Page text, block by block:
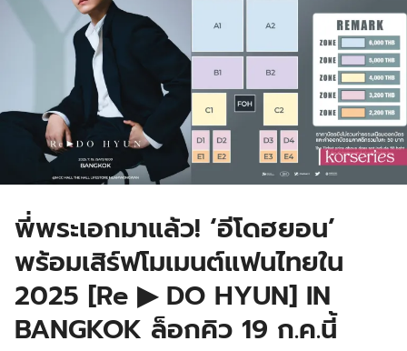
พี่พระเอกมาแล้ว! ‘อีโดฮยอน’
พร้อมเสิร์ฟโมเมนต์แฟนไทยใน
2025 [Re ▶ DO HYUN] IN
BANGKOK ล็อกคิว 19 ก.ค.นี้